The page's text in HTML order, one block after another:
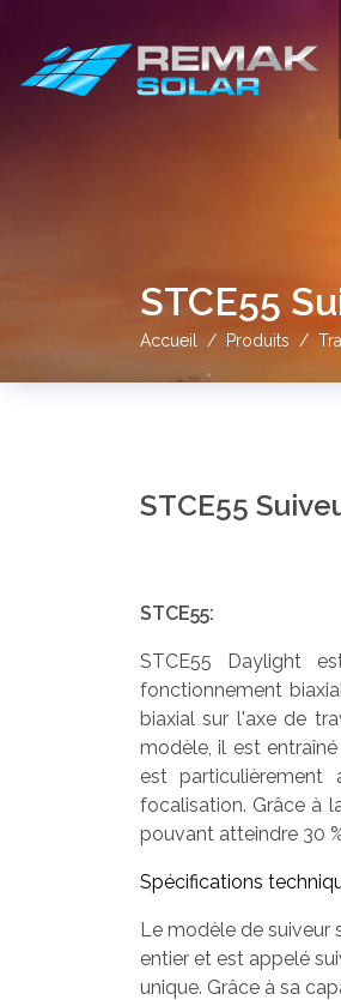
STCE55
Accueil Produits
STCE55
STCE55:
STCE55 Daylight
fonctionnement
biaxial sur l'axe de
modèle, il est
est
focalisation. Grâce à
pouvant atteindre 30
Spécifications
Le modèle de suiveur
entier et est appelé
unique. Grâce à sa